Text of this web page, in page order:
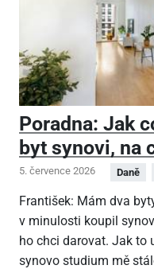
Poradna: Jak
byt synovi, na
5. července 2026 Daně
František: Mám dva
v minulosti koupil
ho chci darovat. Jak to
synovo studium mě